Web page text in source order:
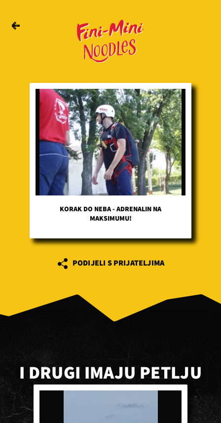
KORAK DO NEBA - ADRENALIN NA
MAKSIMUMU!
PODIJELI S PRIJATELJIMA
I DRUGI IMAJU PETLJU